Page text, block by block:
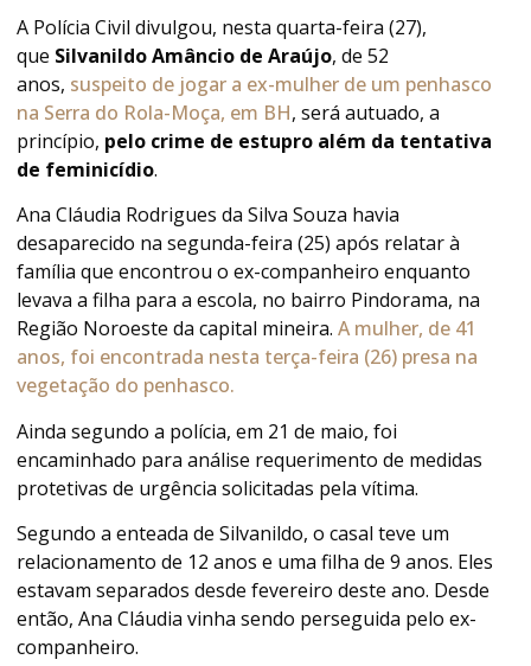
A Polícia Civil divulgou, nesta quarta-feira (27),
que Silvanildo Amâncio de Araújo, de 52
anos, suspeito de jogar a ex-mulher de um penhasco
na Serra do Rola-Moça, em BH, será autuado, a
princípio, pelo crime de estupro além da tentativa
de feminicídio.
Ana Cláudia Rodrigues da Silva Souza havia
desaparecido na segunda-feira (25) após relatar à
família que encontrou o ex-companheiro enquanto
levava a filha para a escola, no bairro Pindorama, na
Região Noroeste da capital mineira. A mulher, de 41
anos, foi encontrada nesta terça-feira (26) presa na
vegetação do penhasco.
Ainda segundo a polícia, em 21 de maio, foi
encaminhado para análise requerimento de medidas
protetivas de urgência solicitadas pela vítima.
Segundo a enteada de Silvanildo, o casal teve um
relacionamento de 12 anos e uma filha de 9 anos. Eles
estavam separados desde fevereiro deste ano. Desde
então, Ana Cláudia vinha sendo perseguida pelo ex-
companheiro.